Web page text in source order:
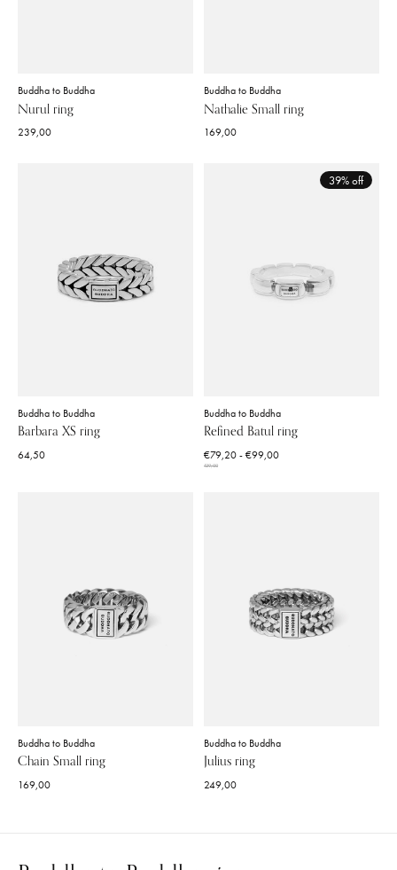
Buddha to Buddha
Nurul ring
239,00
Buddha to Buddha
Nathalie Small ring
169,00
Buddha to Buddha
Barbara XS ring
64,50
39% off
Buddha to Buddha
Refined Batul ring
€79,20 - €99,00
129,00
Buddha to Buddha
Chain Small ring
169,00
Buddha to Buddha
Julius ring
249,00